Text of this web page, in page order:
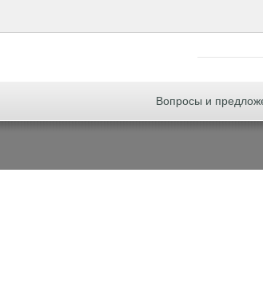
Вопросы и